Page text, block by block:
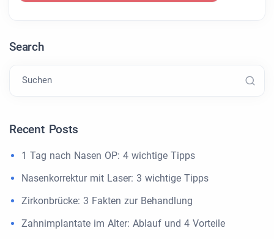
Search
Suchen
Recent Posts
1 Tag nach Nasen OP: 4 wichtige Tipps
Nasenkorrektur mit Laser: 3 wichtige Tipps
Zirkonbrücke: 3 Fakten zur Behandlung
Zahnimplantate im Alter: Ablauf und 4 Vorteile